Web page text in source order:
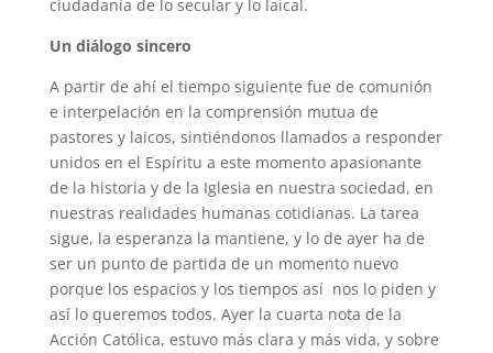
ciudadanía de lo secular y lo laical.
Un diálogo sincero
A partir de ahí el tiempo siguiente fue de comunión
e interpelación en la comprensión mutua de
pastores y laicos, sintiéndonos llamados a responder
unidos en el Espíritu a este momento apasionante
de la historia y de la Iglesia en nuestra sociedad, en
nuestras realidades humanas cotidianas. La tarea
sigue, la esperanza la mantiene, y lo de ayer ha de
ser un punto de partida de un momento nuevo
porque los espacios y los tiempos así nos lo piden y
así lo queremos todos. Ayer la cuarta nota de la
Acción Católica, estuvo más clara y más vida, y sobre